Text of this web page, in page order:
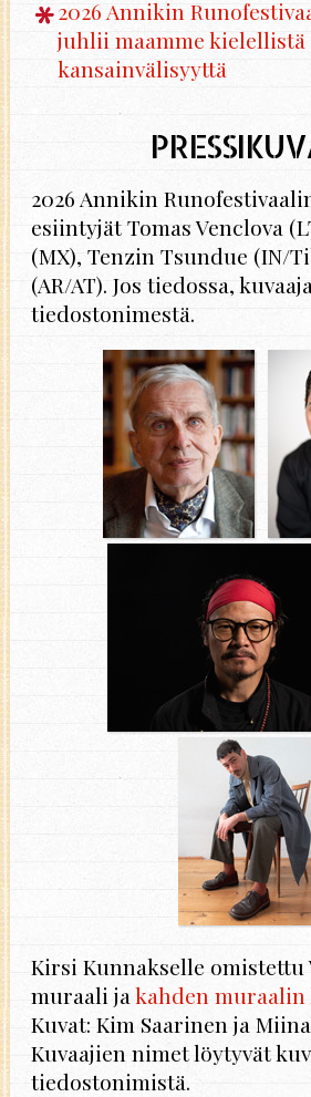
2026 Annikin
juhlii maamme
kansainvälisyyttä
2026 Annikin
esiintyjät Tomas Venclova
(MX), Tenzin Tsundue (IN/
(AR/AT). Jos tiedossa,
tiedostonimestä.
Kirsi Kunnakselle
muraali jakahden muraalin
Kuvat: Kim Saarinen ja
Kuvaajien nimet löytyvät
tiedostonimistä.